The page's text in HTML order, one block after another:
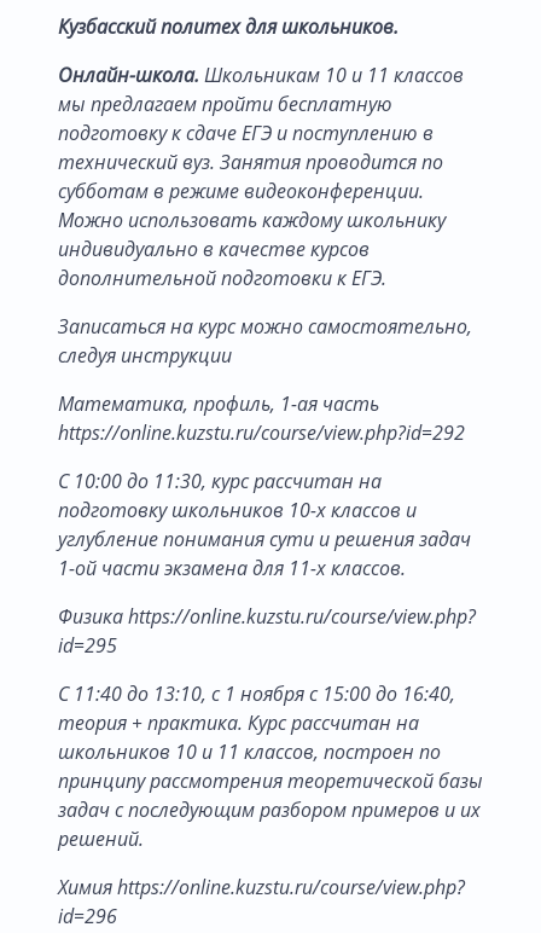
Кузбасский политех для школьников.
Онлайн-школа. Школьникам 10 и 11 классов
мы предлагаем пройти бесплатную
подготовку к сдаче ЕГЭ и поступлению в
технический вуз. Занятия проводится по
субботам в режиме видеоконференции.
Можно использовать каждому школьнику
индивидуально в качестве курсов
дополнительной подготовки к ЕГЭ.
Записаться на курс можно самостоятельно,
следуя инструкции
Математика, профиль, 1-ая часть
https://online.kuzstu.ru/course/view.php?id=292
С 10:00 до 11:30, курс рассчитан на
подготовку школьников 10-х классов и
углубление понимания сути и решения задач
1-ой части экзамена для 11-х классов.
Физика https://online.kuzstu.ru/course/view.php?
id=295
С 11:40 до 13:10, с 1 ноября с 15:00 до 16:40,
теория + практика. Курс рассчитан на
школьников 10 и 11 классов, построен по
принципу рассмотрения теоретической базы
задач с последующим разбором примеров и их
решений.
Химия https://online.kuzstu.ru/course/view.php?
id=296